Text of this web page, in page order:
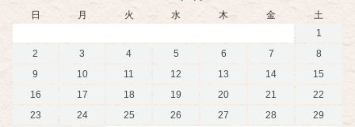
日 月 火 水 木 金
土
1
2
3 4 5 6 7
8
9
10 11 12 13 14
15
16
17 18 19 20 21
22
23
24 25 26 27 28
29